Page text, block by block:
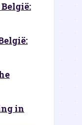
in